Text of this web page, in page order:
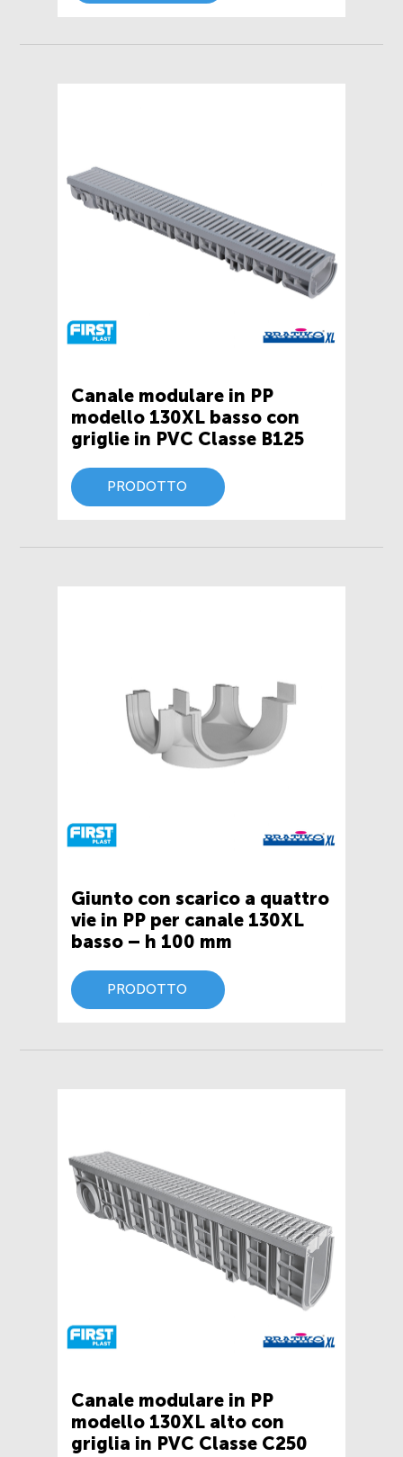
Canale modulare in PP
modello 130XL basso con
griglie in PVC Classe B125
PRODOTTO
Giunto con scarico a quattro
vie in PP per canale 130XL
basso – h 100 mm
PRODOTTO
Canale modulare in PP
modello 130XL alto con
griglia in PVC Classe C250